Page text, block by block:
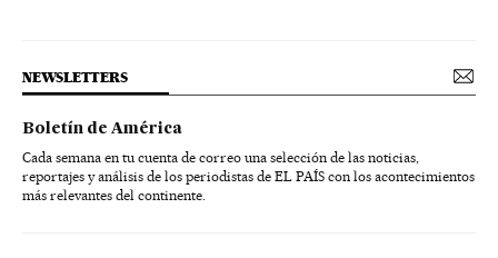
NEWSLETTERS
Boletín de América
Cada semana en tu cuenta de correo una selección de las noticias,
reportajes y análisis de los periodistas de EL PAÍS con los acontecimientos
más relevantes del continente.